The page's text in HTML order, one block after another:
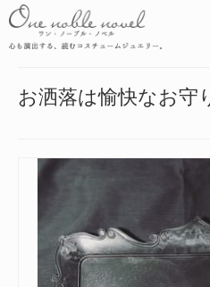
お洒落は愉快なお守